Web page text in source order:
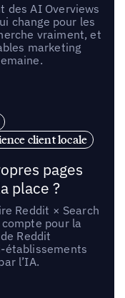
des AI Overviews
change pour les
vraiment, et
marketing
client locale
pages
place ?
Reddit × Search
pour la
Reddit
établissements
l’IA.